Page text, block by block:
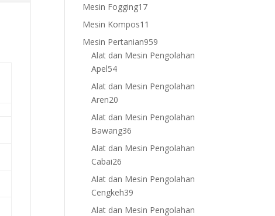
Mesin Fogging1717
products
Mesin Kompos11
products
Mesin Pertanian959
products
Alat dan Mesin Pengolahan
Apel5454
products
Alat dan Mesin Pengolahan
Aren20
products
Alat dan Mesin Pengolahan
Bawang36
products
Alat dan Mesin Pengolahan
Cabai26
products
Alat dan Mesin Pengolahan
Cengkeh39
products
Alat dan Mesin Pengolahan